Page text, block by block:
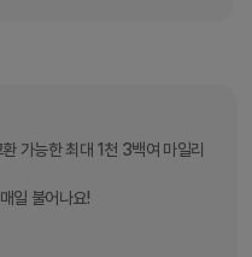
가능한 최대 1천 3백여 마일리
일 불어나요!